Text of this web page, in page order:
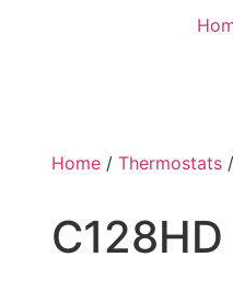
Home / Thermostats /
C128HD